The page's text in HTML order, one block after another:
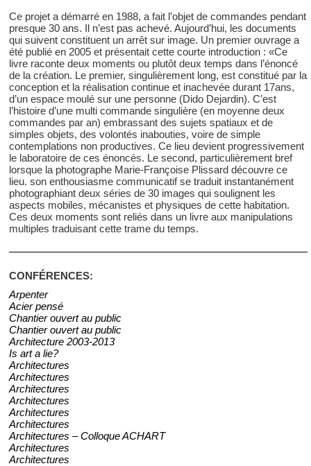
Ce projet a démarré en 1988, a fait l’objet de commandes pendant
presque 30 ans. Il n’est pas achevé. Aujourd’hui, les documents
qui suivent constituent un arrêt sur image. Un premier ouvrage a
été publié en 2005 et présentait cette courte introduction : «Ce
livre raconte deux moments ou plutôt deux temps dans l’énoncé
de la création. Le premier, singulièrement long, est constitué par la
conception et la réalisation continue et inachevée durant 17ans,
d’un espace moulé sur une personne (Dido Dejardin). C’est
l’histoire d’une multi commande singulière (en moyenne deux
commandes par an) embrassant des sujets spatiaux et de
simples objets, des volontés inabouties, voire de simple
contemplations non productives. Ce lieu devient progressivement
le laboratoire de ces énoncés. Le second, particulièrement bref
lorsque la photographe Marie-Françoise Plissard découvre ce
lieu. son enthousiasme communicatif se traduit instantanément
photographiant deux séries de 30 images qui soulignent les
aspects mobiles, mécanistes et physiques de cette habitation.
Ces deux moments sont reliés dans un livre aux manipulations
multiples traduisant cette trame du temps.
CONFÉRENCES:
Arpenter
Acier pensé
Chantier ouvert au public
Chantier ouvert au public
Architecture 2003-2013
Is art a lie?
Architectures
Architectures
Architectures
Architectures
Architectures
Architectures
Architectures – Colloque ACHART
Architectures
Architectures